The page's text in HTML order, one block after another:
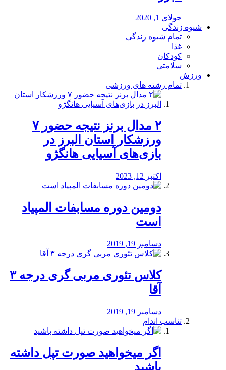
جولای 1, 2020
شیوه زندگی
تمام شیوه زندگی
غذا
کودکان
سلامتی
ورزش
تمام رشته های ورزشی
۲ مدال برنز نتیجه حضور ۷
ورزشکار استان البرز در
بازی‌های آسیایی هانگژو
اکتبر 12, 2023
دومین دوره مسابفات المپیاد
است
دسامبر 19, 2019
کلاس تئوری مربی گری درجه ۳
آقا
دسامبر 19, 2019
تناسب اندام
اگر میخواهید صورت تپل داشته
باشید